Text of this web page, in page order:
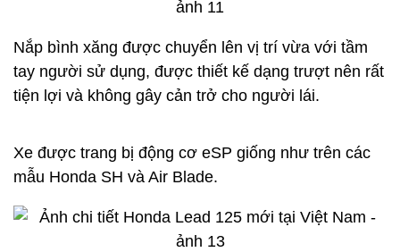
Nắp bình xăng được chuyển lên vị trí vừa với tầm
tay người sử dụng, được thiết kế dạng trượt nên rất
tiện lợi và không gây cản trở cho người lái.
Xe được trang bị động cơ eSP giống như trên các
mẫu Honda SH và Air Blade.